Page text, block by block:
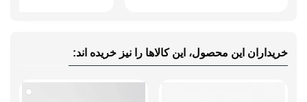
خریداران این محصول، این کالاها را نیز خریده اند: